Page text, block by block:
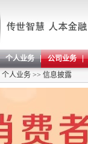
个人业务
公司业务
个人业务 >> 信息披露